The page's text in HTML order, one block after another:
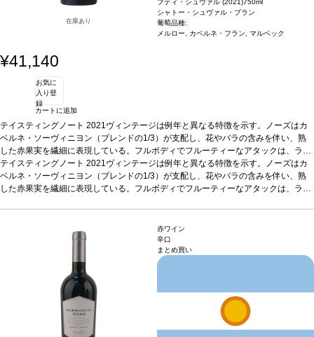
在庫あり
プティ・シュヴァル (2021)750ml
シャトー・シュヴァル・ブラン
葡萄品種:
メルロー, カベルネ・フラン, マルベック
¥41,140
お気に
入り登
録
カートに追加
テイスティングノート 2021ヴィンテージは例年と異なる特徴を示す。ノーズはカ
ベルネ・ソーヴィニヨン（ブレンドの1/3）が支配し、花やバラの含みを伴い、熟
した赤果実を繊細に表現している。フルボディでフルーティーなアタックは、ラズ
ベリーを含み、たっぷりとしたミッドパレットを感じる。タンニンが多く、素直な
ストラクチャーで、高い熟成のポテンシャルを感じさせる。葡萄品種60% メルロ
ー、33% カベルネ・ソーヴィニヨン、7% カベルネ・フラン
テイスティングノート 2021ヴィンテージは例年と異なる特徴を示す。ノーズはカ
ベルネ・ソーヴィニヨン（ブレンドの1/3）が支配し、花やバラの含みを伴い、熟
した赤果実を繊細に表現している。フルボディでフルーティーなアタックは、ラズ
ー、33% カベルネ・ソーヴィニヨン、7% カベルネ・フラン
赤ワイン
辛口
まとめ買い